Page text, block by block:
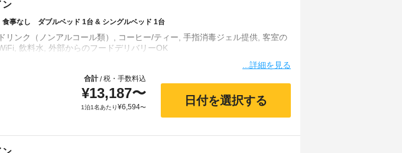
ン
食事なし ダブルベッド 1台 & シングルベッド 1台
リンク（ノンアルコール類）, コーヒー/ティー, 手指消毒ジェル提供, 客室の
...詳細を見る
合計/税・手数料込
¥13,187〜
1泊1名あたり¥6,594〜
日付を選択する